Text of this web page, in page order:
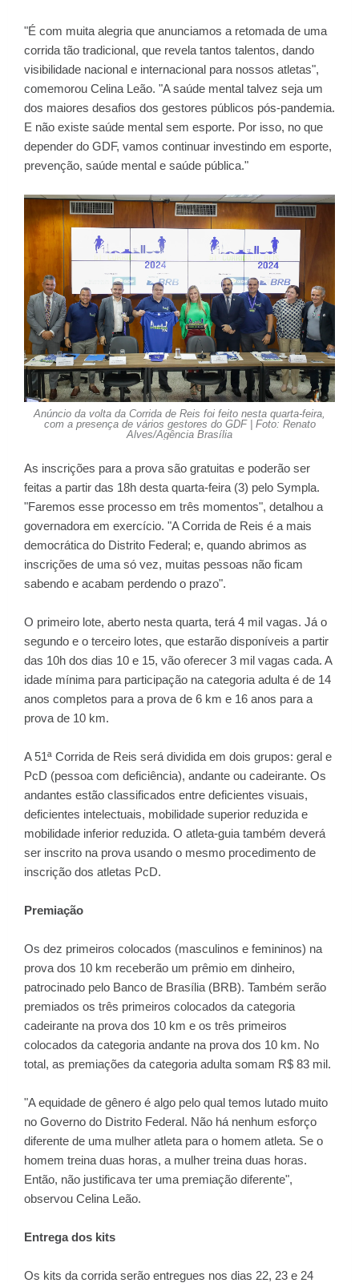
"É com muita alegria que anunciamos a retomada de uma
corrida tão tradicional, que revela tantos talentos, dando
visibilidade nacional e internacional para nossos atletas",
comemorou Celina Leão. "A saúde mental talvez seja um
dos maiores desafios dos gestores públicos pós-pandemia.
E não existe saúde mental sem esporte. Por isso, no que
depender do GDF, vamos continuar investindo em esporte,
prevenção, saúde mental e saúde pública."
Anúncio da volta da Corrida de Reis foi feito nesta quarta-feira,
com a presença de vários gestores do GDF | Foto: Renato
Alves/Agência Brasília
As inscrições para a prova são gratuitas e poderão ser
feitas a partir das 18h desta quarta-feira (3) pelo Sympla.
"Faremos esse processo em três momentos", detalhou a
governadora em exercício. "A Corrida de Reis é a mais
democrática do Distrito Federal; e, quando abrimos as
inscrições de uma só vez, muitas pessoas não ficam
sabendo e acabam perdendo o prazo".
O primeiro lote, aberto nesta quarta, terá 4 mil vagas. Já o
segundo e o terceiro lotes, que estarão disponíveis a partir
das 10h dos dias 10 e 15, vão oferecer 3 mil vagas cada. A
idade mínima para participação na categoria adulta é de 14
anos completos para a prova de 6 km e 16 anos para a
prova de 10 km.
A 51ª Corrida de Reis será dividida em dois grupos: geral e
PcD (pessoa com deficiência), andante ou cadeirante. Os
andantes estão classificados entre deficientes visuais,
deficientes intelectuais, mobilidade superior reduzida e
mobilidade inferior reduzida. O atleta-guia também deverá
ser inscrito na prova usando o mesmo procedimento de
inscrição dos atletas PcD.
Premiação
Os dez primeiros colocados (masculinos e femininos) na
prova dos 10 km receberão um prêmio em dinheiro,
patrocinado pelo Banco de Brasília (BRB). Também serão
premiados os três primeiros colocados da categoria
cadeirante na prova dos 10 km e os três primeiros
colocados da categoria andante na prova dos 10 km. No
total, as premiações da categoria adulta somam R$ 83 mil.
"A equidade de gênero é algo pelo qual temos lutado muito
no Governo do Distrito Federal. Não há nenhum esforço
diferente de uma mulher atleta para o homem atleta. Se o
homem treina duas horas, a mulher treina duas horas.
Então, não justificava ter uma premiação diferente",
observou Celina Leão.
Entrega dos kits
Os kits da corrida serão entregues nos dias 22, 23 e 24